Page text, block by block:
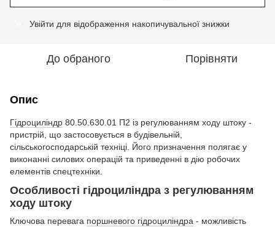
Увійти для відображення накопичувальної знижки
До обраного Порівняти
Опис
Гідроциліндр 80.50.630.01 П2 із регулюванням ходу штоку -
пристрій, що застосовується в будівельній,
сільськогосподарській техніці. Його призначення полягає у
виконанні силових операцій та приведенні в дію робочих
елементів спецтехніки.
Особливості гідроциліндра з регулюванням
ходу штоку
Ключова перевага поршневого гідроциліндра - можливість